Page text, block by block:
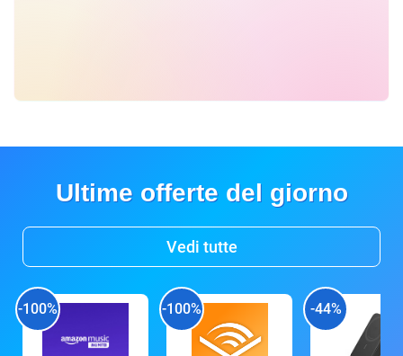
Ultime offerte del giorno
Vedi tutte
-100% -100% -44%